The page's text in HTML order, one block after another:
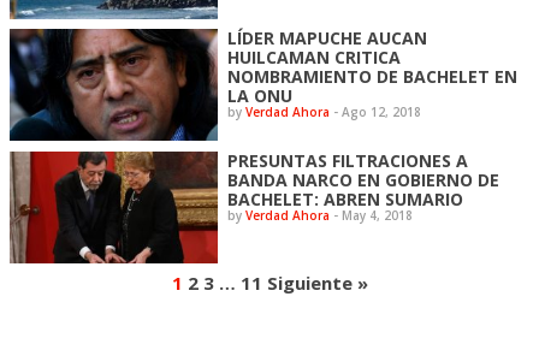
LÍDER MAPUCHE AUCAN
HUILCAMAN CRITICA
NOMBRAMIENTO DE BACHELET EN
LA ONU
byVerdad Ahora - Ago 12, 2018
PRESUNTAS FILTRACIONES A
BANDA NARCO EN GOBIERNO DE
BACHELET: ABREN SUMARIO
byVerdad Ahora - May 4, 2018
1 2 3 … 11 Siguiente »